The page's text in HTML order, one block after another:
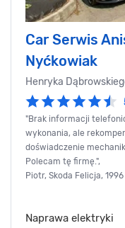
Car Serwis
Nyćkowiak
Henryka
"Brak informacji
wykonania, ale
doświadczenie
Polecam tę firmę.",
Piotr, Skoda Felicja, 1996
Naprawa elektryki